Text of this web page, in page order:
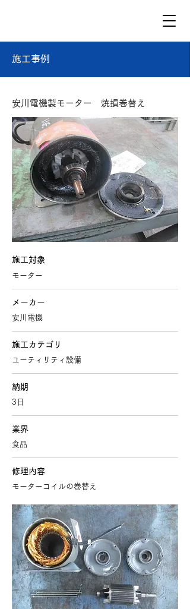
施工事例
安川電機製モーター 焼損巻替え
施工対象
モーター
メーカー
安川電機
施工カテゴリ
ユーティリティ設備
納期
3日
業界
食品
修理内容
モーターコイルの巻替え